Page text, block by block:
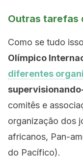
Outras tarefas
Como se tudo
Olímpico
diferentes
comitês e
organização dos
africanos, Pan-
do Pacífico).